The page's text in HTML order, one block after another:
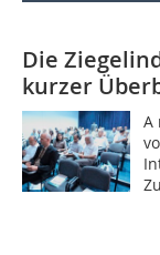
Die
kurzer
A